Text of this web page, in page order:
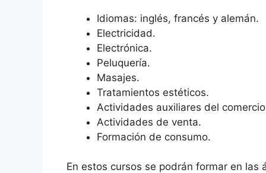
Idiomas: inglés, francés y alemán.
Electricidad.
Electrónica.
Peluquería.
Masajes.
Tratamientos estéticos.
Actividades auxiliares del
Actividades de venta.
Formación de consumo.
En estos cursos se podrán formar en